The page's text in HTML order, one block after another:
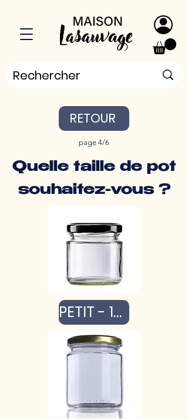
RETOUR
page 4/6
Quelle taille de pot
souhaitez-vous ?
PETIT - 100g